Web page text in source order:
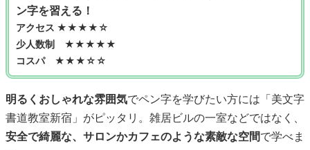
ン字を習える！
アクセス ★★★★☆
少人数制 ★★★★★
コスパ ★★★☆☆
明るくおしゃれな雰囲気でペン字を学びたい方には「美文字
書道教室新宿」がピッタリ。雑居ビルの一室などではなく、
安全で綺麗な、サロンかカフェのような素敵な空間で学べま